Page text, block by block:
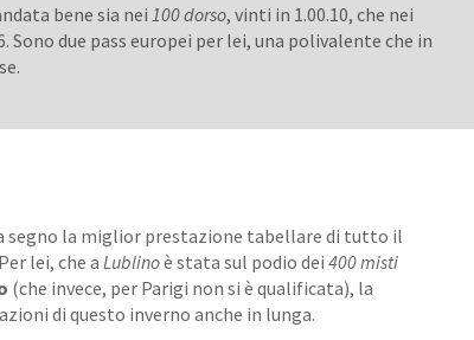
bene sia nei 100 dorso, vinti in 1.00.10, che nei
Sono due pass europei per lei, una polivalente che in
segno la miglior prestazione tabellare di tutto il
lei, che aLublinoè stata sul podio dei400 misti
(che invece, per Parigi non si è qualificata), la
di questo inverno anche in lunga.